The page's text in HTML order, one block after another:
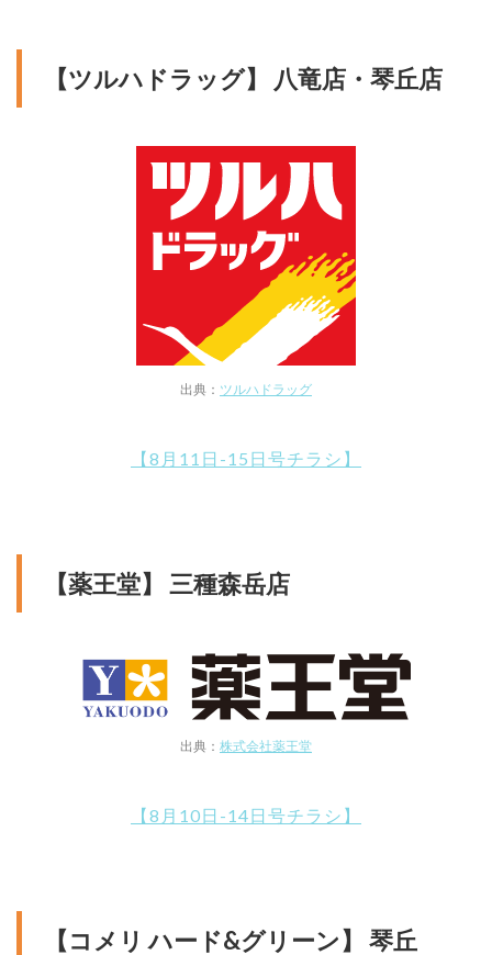
【ツルハドラッグ】 八竜店・琴丘店
出典： ツルハドラッグ
【8月11日-15日号チラシ】
【薬王堂】 三種森岳店
出典： 株式会社薬王堂
【8月10日-14日号チラシ】
【コメリ ハード&グリーン】 琴丘